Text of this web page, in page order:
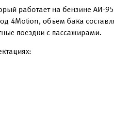
работает на бензине АИ-
4Motion, объем бака
поездки с пассажирами.